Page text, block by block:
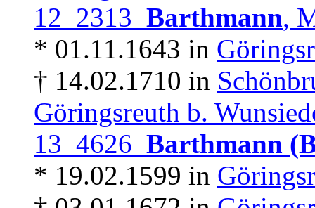
12 2313 Barthmann,
* 01.11.1643 in
† 14.02.1710 in
Göringsreuth b.
13 4626 Barthmann
* 19.02.1599 in